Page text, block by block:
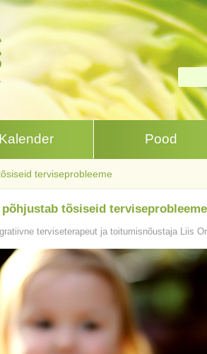
Kalender Pood
terviseprobleeme
tõsiseid terviseprobleeme
terviseterapeut ja toitumisnõustaja Liis